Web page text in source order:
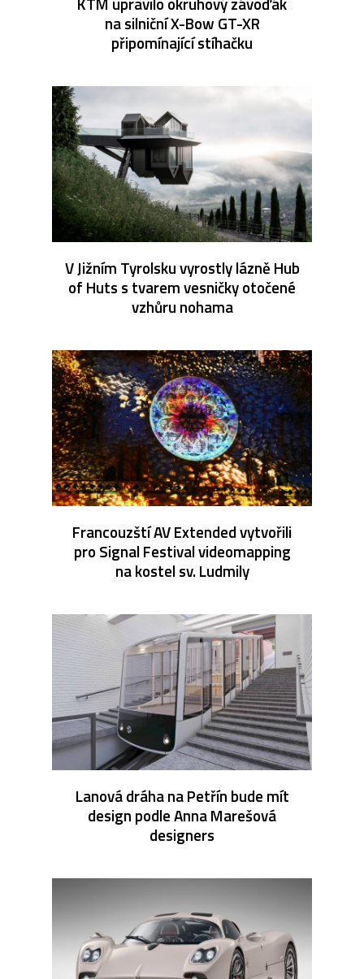
na silniční X-Bow GT-XR
připomínající stíhačku
V Jižním Tyrolsku vyrostly lázně Hub
of Huts s tvarem vesničky otočené
vzhůru nohama
Francouzští AV Extended vytvořili
pro Signal Festival videomapping
na kostel sv. Ludmily
Lanová dráha na Petřín bude mít
design podle Anna Marešová
designers